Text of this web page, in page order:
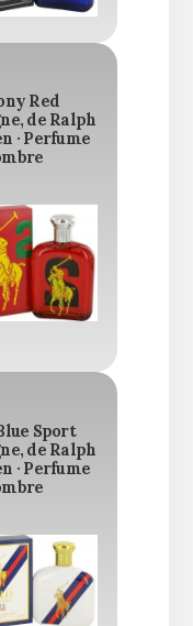
Red
de Ralph
· Perfume
Sport
de Ralph
· Perfume